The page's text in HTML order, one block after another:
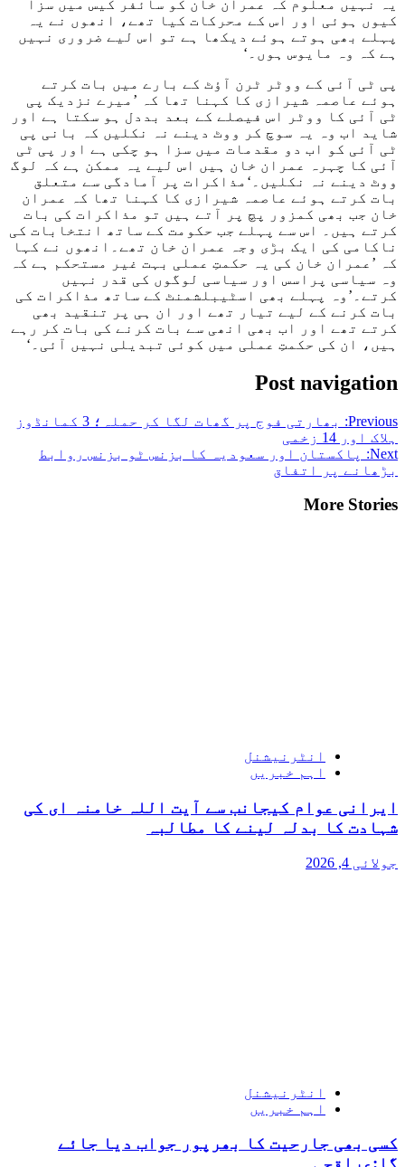
یہ نہیں معلوم کہ عمران خان کو سائفر کیس میں سزا
کیوں ہوئی اور اس کے محرکات کیا تھے، انھوں نے یہ
پہلے بھی ہوتے ہوئے دیکھا ہے تو اس لیے ضروری نہیں
ہے کہ وہ مایوس ہوں۔‘
پی ٹی آئی کے ووٹر ٹرن آؤٹ کے بارے میں بات کرتے
ہوئے عاصمہ شیرازی کا کہنا تھا کہ ’میرے نزدیک پی
ٹی آئی کا ووٹر اس فیصلے کے بعد بددل ہو سکتا ہے اور
شاید اب وہ یہ سوچ کر ووٹ دینے نہ نکلیں کہ بانی پی
ٹی آئی کو اب دو مقدمات میں سزا ہو چکی ہے اور پی ٹی
آئی کا چہرہ عمران خان ہیں اس لیے یہ ممکن ہے کہ لوگ
ووٹ دینے نہ نکلیں۔‘مذاکرات پر آمادگی سے متعلق
بات کرتے ہوئے عاصمہ شیرازی کا کہنا تھا کہ عمران
خان جب بھی کمزور پچ پر آتے ہیں تو مذاکرات کی بات
کرتے ہیں۔ اس سے پہلے جب حکومت کے ساتھ انتخابات کی
ناکامی کی ایک بڑی وجہ عمران خان تھے۔انھوں نے کہا
کہ ’عمران خان کی یہ حکمتِ عملی بہت غیر مستحکم ہے کہ
وہ سیاسی پراسس اور سیاسی لوگوں کی قدر نہیں
کرتے۔’وہ پہلے بھی اسٹیبلشمنٹ کے ساتھ مذاکرات کی
بات کرنے کے لیے تیار تھے اور ان ہی پر تنقید بھی
کرتے تھے اور اب بھی انھی سے بات کرنے کی بات کر رہے
ہیں، ان کی حکمتِ عملی میں کوئی تبدیلی نہیں آئی۔‘
Post navigation
Previous:
بھارتی فوج پر گھات لگا کر حملہ؛ 3 کمانڈوز
ہلاک اور 14 زخمی
Next:
پاکستان اور سعودیہ کا بزنس ٹو بزنس روابط
بڑھانے پر اتفاق
More Stories
انٹرنیشنل
اہم خبریں
ایرانی عوام کیجانب سے آیت اللہ خامنہ ای کی
شہادت کا بدلہ لینے کا مطالبہ
جولائی 4, 2026
انٹرنیشنل
اہم خبریں
کسی بھی جارحیت کا بھرپور جواب دیا جائے
گا:عراقچی